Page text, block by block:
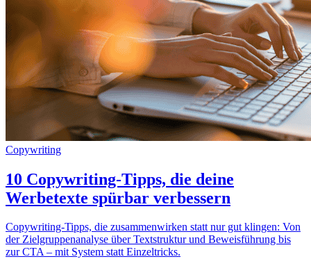
Copywriting
10 Copywriting-Tipps, die deine
Werbetexte spürbar verbessern
Copywriting-Tipps, die zusammenwirken statt nur gut klingen: Von
der Zielgruppenanalyse über Textstruktur und Beweisführung bis
zur CTA – mit System statt Einzeltricks.